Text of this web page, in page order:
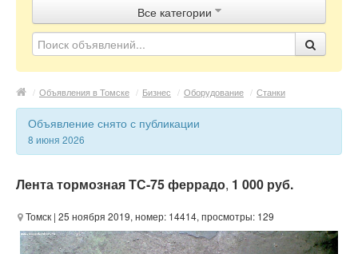
Магазины
Контакты
Все категории
/ Объявления в Томске / Бизнес / Оборудование / Станки
Объявление снято с публикации
8 июня 2026
Лента тормозная ТС-75 феррадо, 1 000 руб.
Томск | 25 ноября 2019, номер: 14414, просмотры: 129